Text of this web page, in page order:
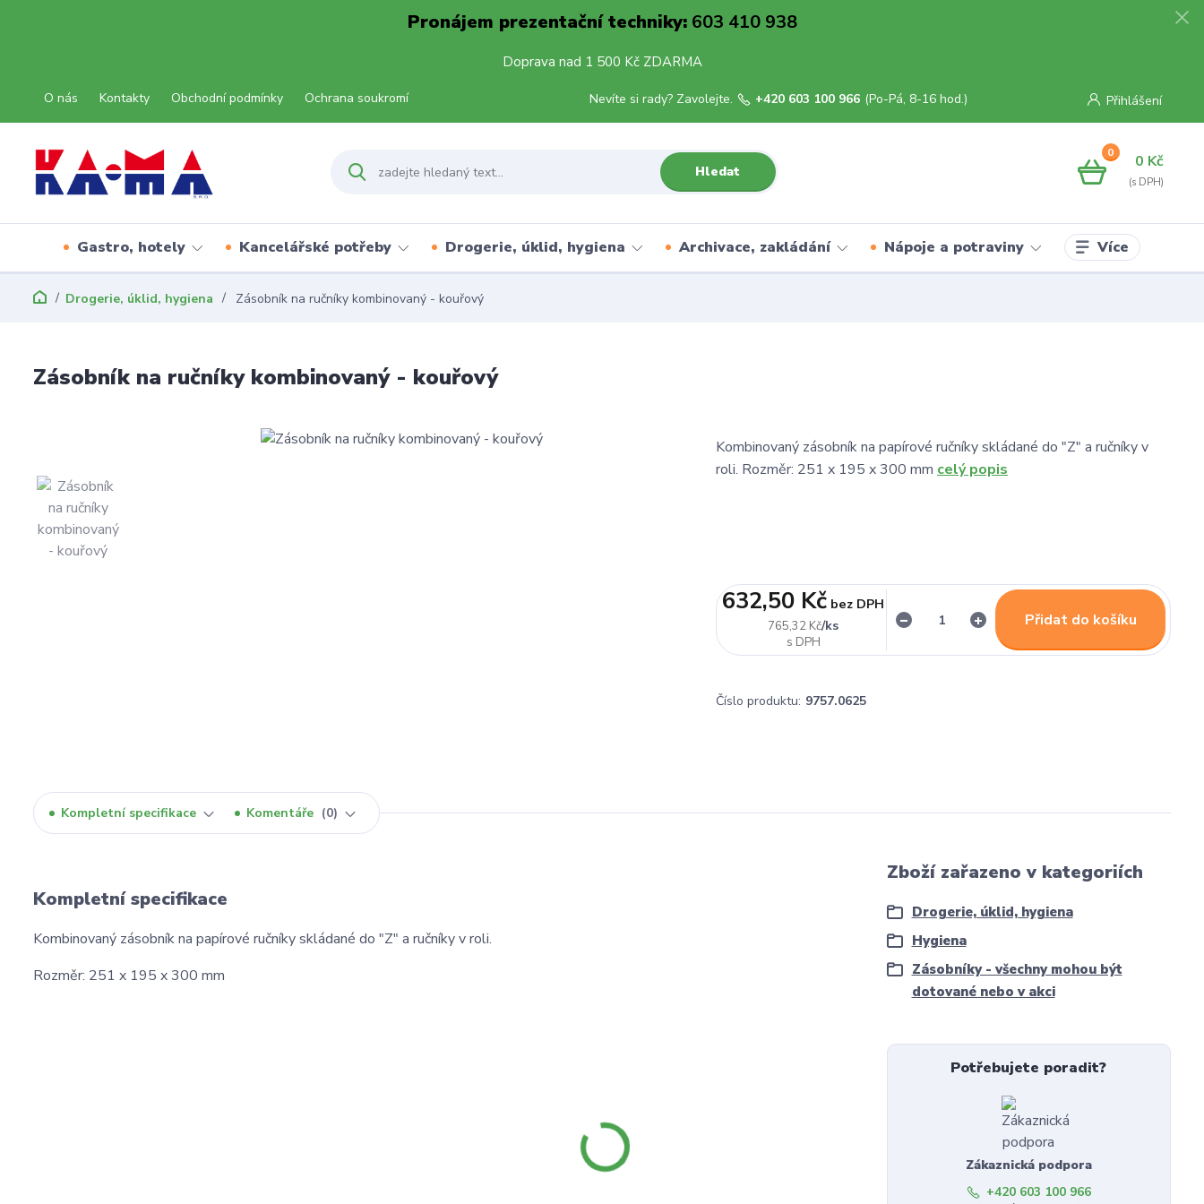
Pronájem prezentační techniky:603 410 938
Doprava nad 1 500 Kč ZDARMA
O nás Kontakty Obchodní podmínky Ochrana soukromí Přihlášení
Hledat
Nevíte si rady? Zavolejte. +420 603 100 966 (Po-Pá, 8-16 hod.)
0 0 Kč
Gastro, hotely Kancelářské potřeby Drogerie, úklid, hygiena Archivace, zakládání Nápoje a potraviny Více
Drogerie, úklid, hygiena Zásobník na ručníky kombinovaný - kouřový
Zásobník na ručníky kombinovaný - kouřový
Kombinovaný zásobník na papírové ručníky skládané do "Z" a ručníky v
roli. Rozměr: 251 x 195 x 300 mm celý popis
765,32 Kč/ks
632,50 Kč bez DPH
Přidat do košíku
Číslo produktu: 9757.0625
Kompletní specifikace Komentáře 0
Kompletní specifikace
Kombinovaný zásobník na papírové ručníky skládané do "Z" a ručníky v roli.
Rozměr: 251 x 195 x 300 mm
Zboží zařazeno v kategoriích
Drogerie, úklid, hygiena
Hygiena
Zásobníky - všechny mohou být
dotované nebo v akci
Potřebujete poradit?
Zákaznická podpora
+420 603 100 966